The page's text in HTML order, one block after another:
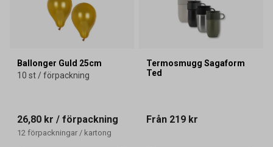
Ballonger Guld 25cm
10 st / förpackning
26,80 kr / förpackning
12 förpackningar / kartong
Termosmugg Sagaform
Ted
Från 219 kr